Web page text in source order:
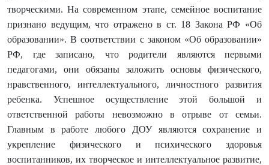
творческими. На современном этапе, семейное воспитание
признано ведущим, что отражено в ст. 18 Закона РФ «Об
образовании». В соответствии с законом «Об образовании»
РФ, где записано, что родители являются первыми
педагогами, они обязаны заложить основы физического,
нравственного, интеллектуального, личностного развития
ребенка. Успешное осуществление этой большой и
ответственной работы невозможно в отрыве от семьи.
Главным в работе любого ДОУ являются сохранение и
укрепление физического и психического здоровья
воспитанников, их творческое и интеллектуальное развитие,